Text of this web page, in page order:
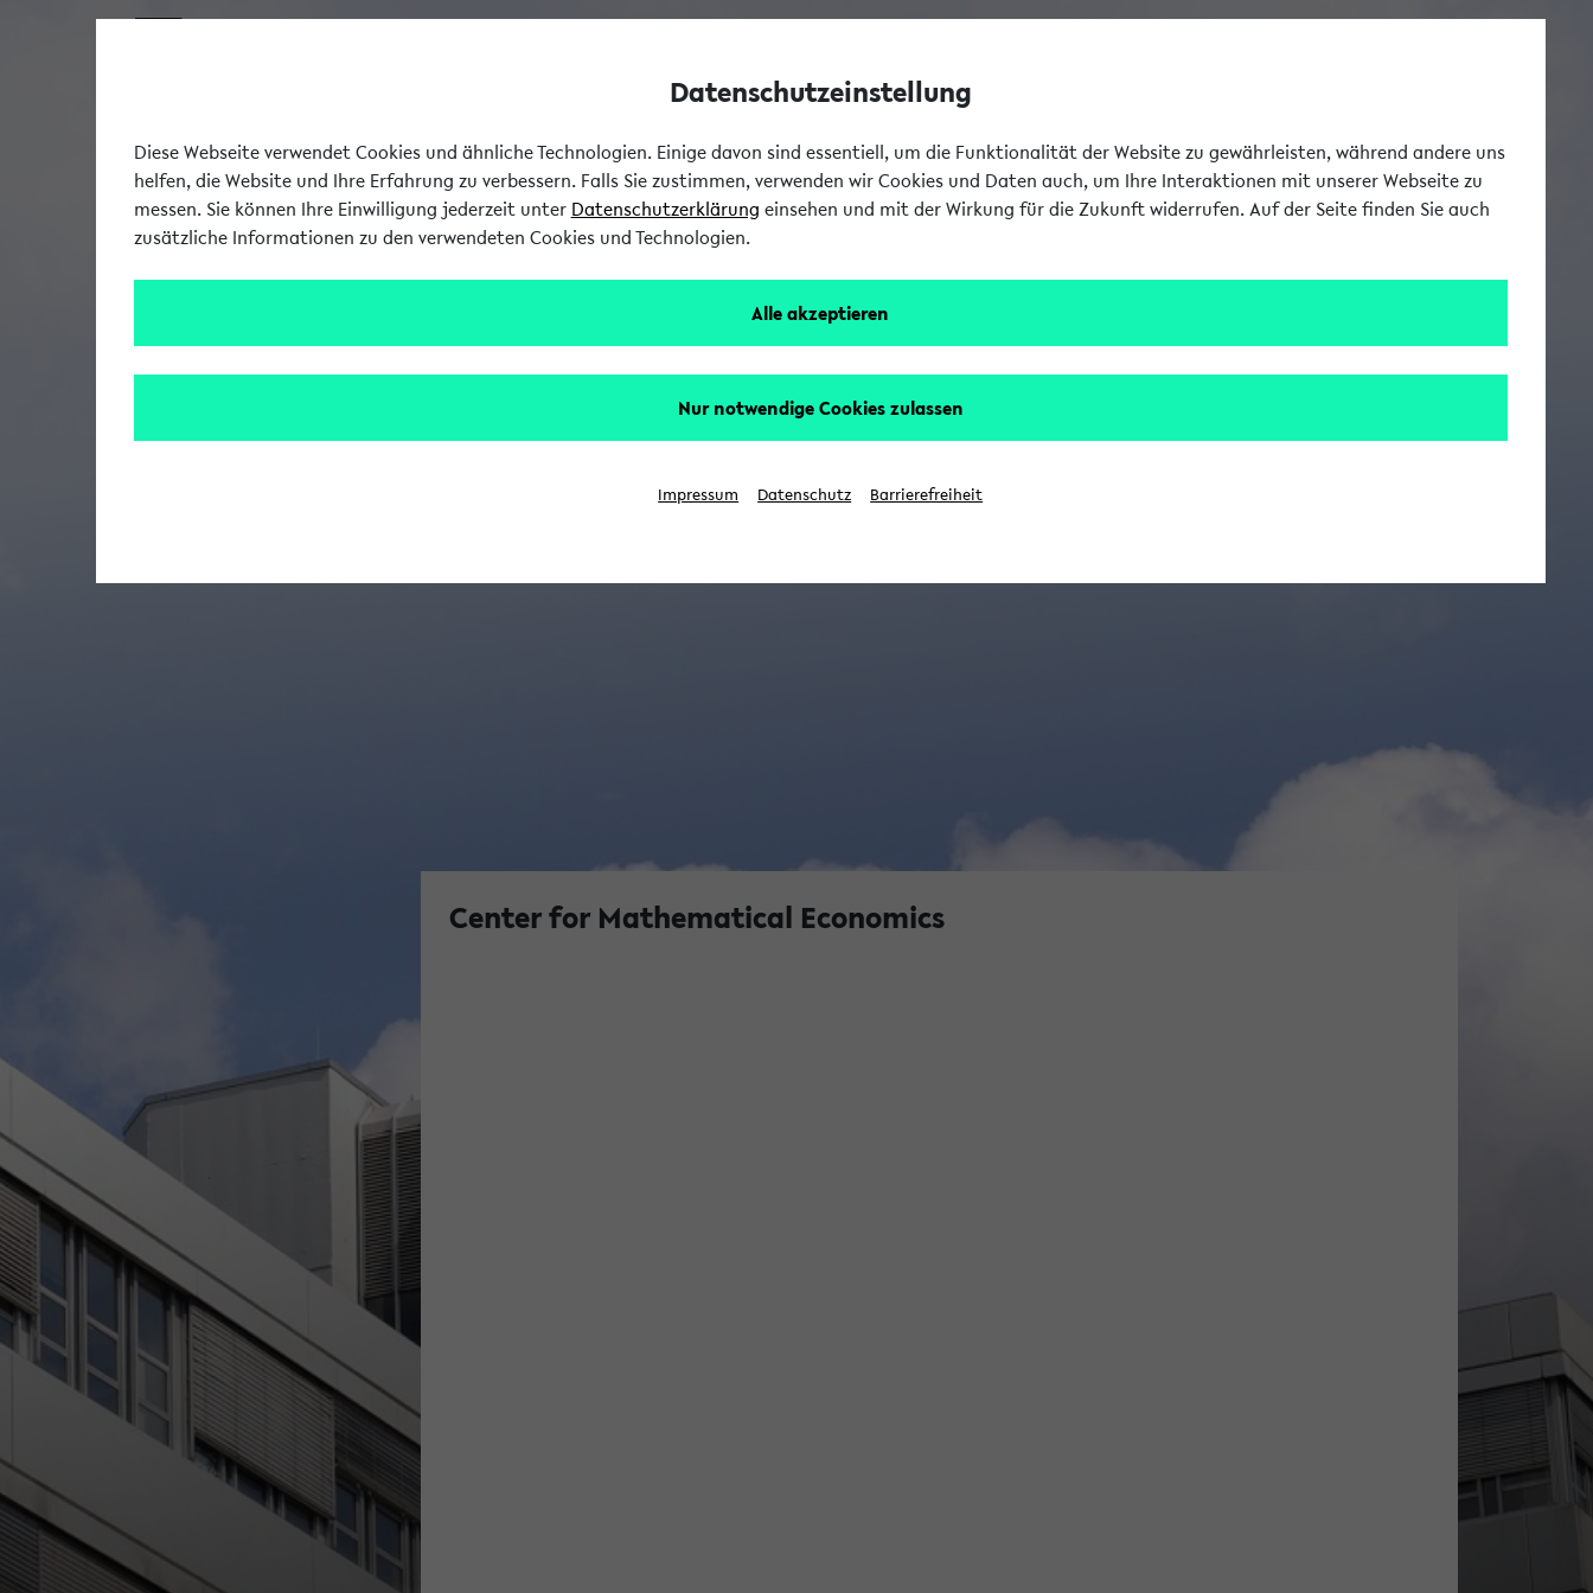
Center for Mathematical Economics
Datenschutzeinstellung
Diese Webseite verwendet Cookies und ähnliche Technologien. Einige davon sind essentiell, um die Funktionalität der Website zu gewährleisten, während andere uns
helfen, die Website und Ihre Erfahrung zu verbessern. Falls Sie zustimmen, verwenden wir Cookies und Daten auch, um Ihre Interaktionen mit unserer Webseite zu
messen. Sie können Ihre Einwilligung jederzeit unter Datenschutzerklärung einsehen und mit der Wirkung für die Zukunft widerrufen. Auf der Seite finden Sie auch
zusätzliche Informationen zu den verwendeten Cookies und Technologien.
Alle akzeptieren
Nur notwendige Cookies zulassen
Impressum Datenschutz Barrierefreiheit